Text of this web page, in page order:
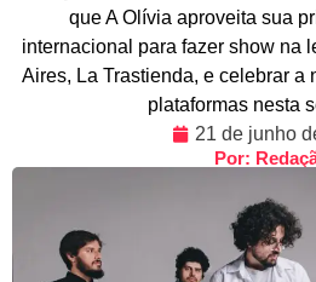
que A Olívia aproveita sua
internacional para fazer show na
Aires, La Trastienda, e celebrar a
plataformas nesta
21 de junho
Por: